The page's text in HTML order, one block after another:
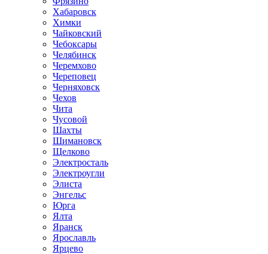
Хабаровск
Химки
Чайковский
Чебоксары
Челябинск
Черемхово
Череповец
Черняховск
Чехов
Чита
Чусовой
Шахты
Шимановск
Щелково
Электросталь
Электроугли
Элиста
Энгельс
Юрга
Ялта
Яранск
Ярославль
Ярцево